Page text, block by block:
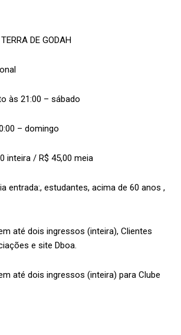
DE GODAH
às 21:00 – sábado
– domingo
inteira / R$ 45,00 meia
entrada:, estudantes, acima de 60 anos ,
até dois ingressos (inteira), Clientes
e site Dboa.
até dois ingressos (inteira) para Clube